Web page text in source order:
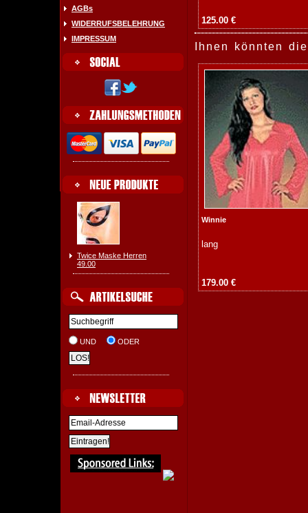
AGBs
WIDERRUFSBELEHRUNG
IMPRESSUM
Twice Maske Herren
49.00
UND ODER
125.00 €
Ihnen könnten
Winnie
lang
179.00 €